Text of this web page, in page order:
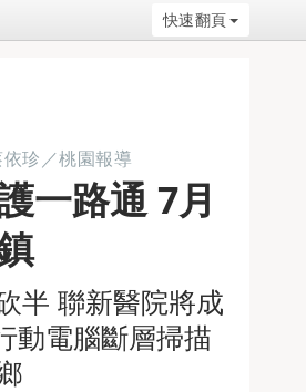
快速翻頁
珍／桃園報導
一路通 7月
半 聯新醫院將成
動電腦斷層掃描